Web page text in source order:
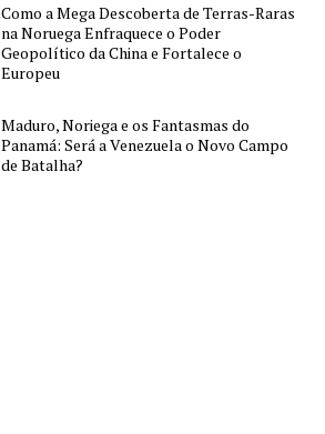
Como a Mega Descoberta de Terras-Raras
na Noruega Enfraquece o Poder
Geopolítico da China e Fortalece o
Europeu
Maduro, Noriega e os Fantasmas do
Panamá: Será a Venezuela o Novo Campo
de Batalha?